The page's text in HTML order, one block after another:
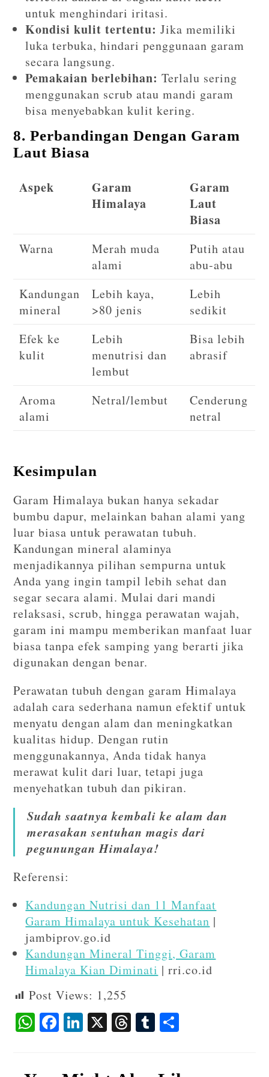
untuk menghindari iritasi.
Kondisi kulit tertentu: Jika memiliki
luka terbuka, hindari penggunaan garam
secara langsung.
Pemakaian berlebihan: Terlalu sering
menggunakan scrub atau mandi garam
bisa menyebabkan kulit kering.
8. Perbandingan Dengan Garam
Laut Biasa
Aspek
Garam
Himalaya
Garam
Laut
Biasa
Warna
Merah muda
alami
Putih atau
abu-abu
Kandungan
mineral
Lebih kaya,
>80 jenis
Lebih
sedikit
Efek ke
kulit
Lebih
menutrisi dan
lembut
Bisa lebih
abrasif
Aroma
alami
Netral/lembut
Cenderung
netral
Kesimpulan
Garam Himalaya bukan hanya sekadar
bumbu dapur, melainkan bahan alami yang
luar biasa untuk perawatan tubuh.
Kandungan mineral alaminya
menjadikannya pilihan sempurna untuk
Anda yang ingin tampil lebih sehat dan
segar secara alami. Mulai dari mandi
relaksasi, scrub, hingga perawatan wajah,
garam ini mampu memberikan manfaat luar
biasa tanpa efek samping yang berarti jika
digunakan dengan benar.
Perawatan tubuh dengan garam Himalaya
adalah cara sederhana namun efektif untuk
menyatu dengan alam dan meningkatkan
kualitas hidup. Dengan rutin
menggunakannya, Anda tidak hanya
merawat kulit dari luar, tetapi juga
menyehatkan tubuh dan pikiran.
Sudah saatnya kembali ke alam dan
merasakan sentuhan magis dari
pegunungan Himalaya!
Referensi:
Kandungan Nutrisi dan 11 Manfaat
Garam Himalaya untuk Kesehatan |
jambiprov.go.id
Kandungan Mineral Tinggi, Garam
Himalaya Kian Diminati | rri.co.id
Post Views: 1,255
W F Li X T T